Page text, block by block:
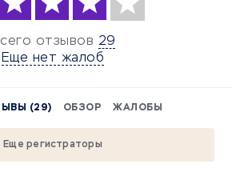
отзывов 29
Еще нет жалоб
(29) ОБЗОР ЖАЛОБЫ
Еще регистраторы